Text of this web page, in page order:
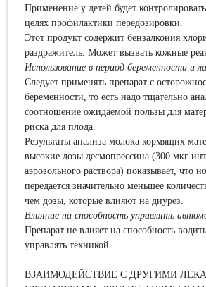
Применение у детей будет
целях профилактики передозировки.
Этот продукт содержит бензалкония
раздражитель. Может вызвать кожные
Использование в период беременности и
Следует применять препарат с
беременности, то есть надо тщательно
соотношение ожидаемой пользы для
риска для плода.
Результаты анализа молока кормящих
высокие дозы десмопрессина (300 мкг
аэрозольного раствора) показывает, что
передается значительно меньшее
чем дозы, которые влияют на диурез.
Влияние на способность управлять
Препарат не влияет на способность
управлять техникой.
ВЗАИМОДЕЙСТВИЕ С ДРУГИМИ